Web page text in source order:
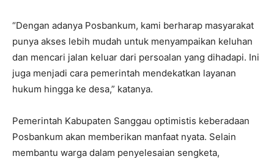
“Dengan adanya Posbankum, kami berharap masyarakat
punya akses lebih mudah untuk menyampaikan keluhan
dan mencari jalan keluar dari persoalan yang dihadapi. Ini
juga menjadi cara pemerintah mendekatkan layanan
hukum hingga ke desa,” katanya.
Pemerintah Kabupaten Sanggau optimistis keberadaan
Posbankum akan memberikan manfaat nyata. Selain
membantu warga dalam penyelesaian sengketa,